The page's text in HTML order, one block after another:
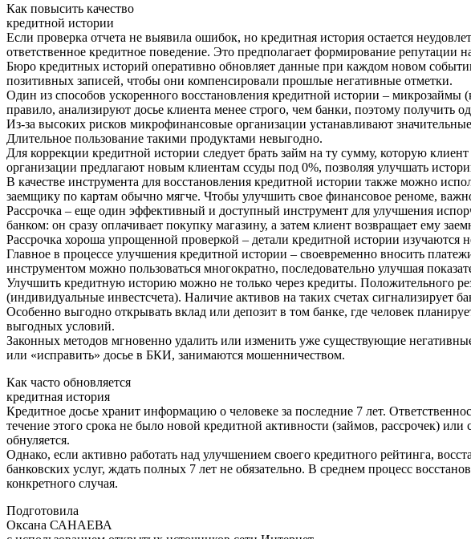
Как повысить качество
кредитной истории
Если проверка отчета не выявила ошибок, но кредитная история остается
ответственное кредитное поведение. Это предполагает формирование
Бюро кредитных историй оперативно обновляет данные при каждом новом
позитивных записей, чтобы они компенсировали прошлые негативные отметки.
Один из способов ускоренного восстановления кредитной истории –
правило, анализируют досье клиента менее строго, чем банки, поэтому получить
Из-за высоких рисков микрофинансовые организации устанавливают
Длительное пользование такими продуктами невыгодно.
Для коррекции кредитной истории следует брать займ на ту сумму, которую
организации предлагают новым клиентам ссуды под 0%, позволяя улучшать
В качестве инструмента для восстановления кредитной истории также можно
заемщику по картам обычно мягче. Чтобы улучшить свое финансовое реноме,
Рассрочка – еще один эффективный и доступный инструмент для улучшения
банком: он сразу оплачивает покупку магазину, а затем клиент возвращает ему
Рассрочка хороша упрощенной проверкой – детали кредитной истории
Главное в процессе улучшения кредитной истории – своевременно вносить
инструментом можно пользоваться многократно, последовательно улучшая
Улучшить кредитную историю можно не только через кредиты. Положительного
(индивидуальные инвестсчета). Наличие активов на таких счетах
Особенно выгодно открывать вклад или депозит в том банке, где человек
выгодных условий.
Законных методов мгновенно удалить или изменить уже существующие
или «исправить» досье в БКИ, занимаются мошенничеством.
Как часто обновляется
кредитная история
Кредитное досье хранит информацию о человеке за последние 7 лет.
течение этого срока не было новой кредитной активности (займов, рассрочек)
обнуляется.
Однако, если активно работать над улучшением своего кредитного рейтинга,
банковских услуг, ждать полных 7 лет не обязательно. В среднем процесс
конкретного случая.
Подготовила
Оксана САНАЕВА